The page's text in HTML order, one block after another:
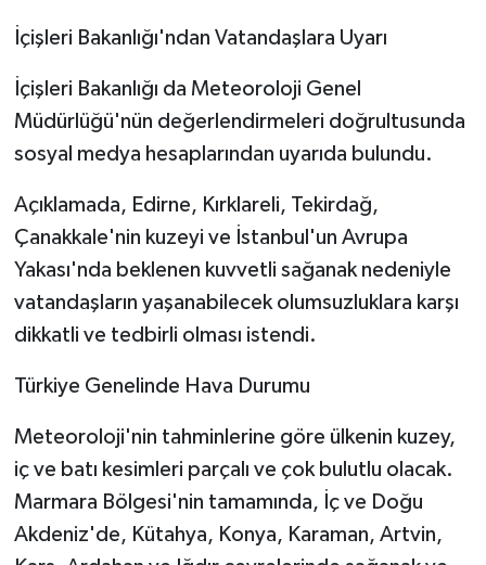
İçişleri Bakanlığı'ndan Vatandaşlara Uyarı
İçişleri Bakanlığı da Meteoroloji Genel
Müdürlüğü'nün değerlendirmeleri doğrultusunda
sosyal medya hesaplarından uyarıda bulundu.
Açıklamada, Edirne, Kırklareli, Tekirdağ,
Çanakkale'nin kuzeyi ve İstanbul'un Avrupa
Yakası'nda beklenen kuvvetli sağanak nedeniyle
vatandaşların yaşanabilecek olumsuzluklara karşı
dikkatli ve tedbirli olması istendi.
Türkiye Genelinde Hava Durumu
Meteoroloji'nin tahminlerine göre ülkenin kuzey,
iç ve batı kesimleri parçalı ve çok bulutlu olacak.
Marmara Bölgesi'nin tamamında, İç ve Doğu
Akdeniz'de, Kütahya, Konya, Karaman, Artvin,